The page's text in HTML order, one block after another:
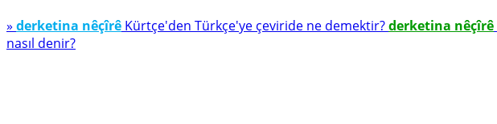
» derketina nêçîrê Kürtçe'den Türkçe'ye çeviride ne demektir?derketina nêçîrê
nasıl denir?